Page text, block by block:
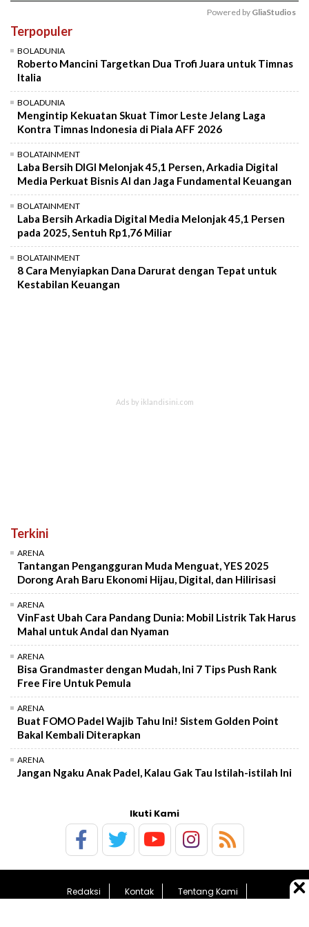
Powered by GliaStudios
Terpopuler
BOLADUNIA
Roberto Mancini Targetkan Dua Trofi Juara untuk Timnas
Italia
BOLADUNIA
Mengintip Kekuatan Skuat Timor Leste Jelang Laga
Kontra Timnas Indonesia di Piala AFF 2026
BOLATAINMENT
Laba Bersih DIGI Melonjak 45,1 Persen, Arkadia Digital
Media Perkuat Bisnis AI dan Jaga Fundamental Keuangan
BOLATAINMENT
Laba Bersih Arkadia Digital Media Melonjak 45,1 Persen
pada 2025, Sentuh Rp1,76 Miliar
BOLATAINMENT
8 Cara Menyiapkan Dana Darurat dengan Tepat untuk
Kestabilan Keuangan
Terkini
ARENA
Tantangan Pengangguran Muda Menguat, YES 2025
Dorong Arah Baru Ekonomi Hijau, Digital, dan Hilirisasi
ARENA
VinFast Ubah Cara Pandang Dunia: Mobil Listrik Tak Harus
Mahal untuk Andal dan Nyaman
ARENA
Bisa Grandmaster dengan Mudah, Ini 7 Tips Push Rank
Free Fire Untuk Pemula
ARENA
Buat FOMO Padel Wajib Tahu Ini! Sistem Golden Point
Bakal Kembali Diterapkan
ARENA
Jangan Ngaku Anak Padel, Kalau Gak Tau Istilah-istilah Ini
Ikuti Kami
Redaksi Kontak
Tentang Kami